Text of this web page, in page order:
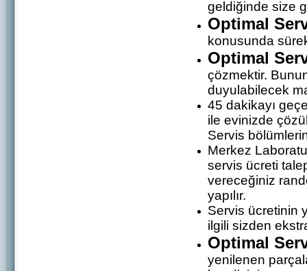
geldiğinde size
Optimal
konusunda
Optimal
çözmektir.
duyulabilecek
45 dakikayı
ile evinizde
Servis
Merkez
servis ücreti
vereceğiniz
yapılır.
Servis ücretinin
ilgili sizden
Optimal
yenilenen